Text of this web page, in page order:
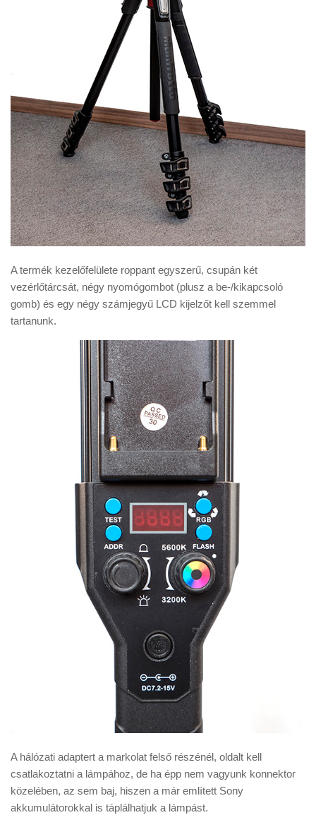
A termék kezelőfelülete roppant egyszerű, csupán két
vezérlőtárcsát, négy nyomógombot (plusz a be-/kikapcsoló
gomb) és egy négy számjegyű LCD kijelzőt kell szemmel
tartanunk.
A hálózati adaptert a markolat felső részénél, oldalt kell
csatlakoztatni a lámpához, de ha épp nem vagyunk konnektor
közelében, az sem baj, hiszen a már említett Sony
akkumulátorokkal is táplálhatjuk a lámpást.